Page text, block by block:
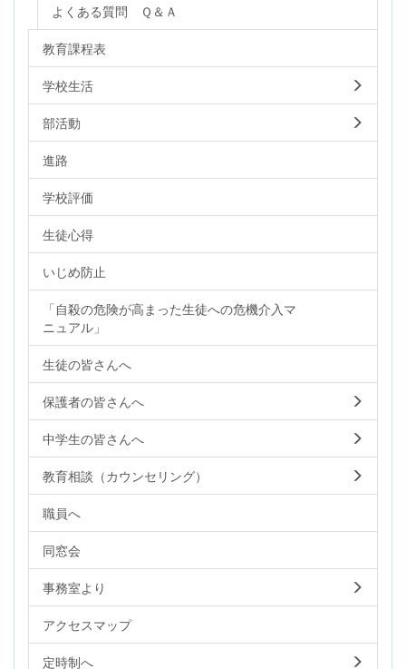
よくある質問 Ｑ＆Ａ
教育課程表
学校生活
部活動
進路
学校評価
生徒心得
いじめ防止
「自殺の危険が高まった生徒への危機介入マ
ニュアル」
生徒の皆さんへ
保護者の皆さんへ
中学生の皆さんへ
教育相談（カウンセリング）
職員へ
同窓会
事務室より
アクセスマップ
定時制へ